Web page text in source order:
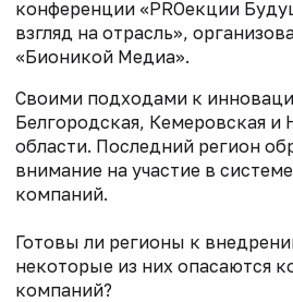
конференции «PROекции
взгляд на отрасль»,
«Бионикой Медиа».
Своими подходами к
Белгородская, Кемеровская и
области. Последний регион
внимание на участие в
компаний.
Готовы ли регионы к
некоторые из них опасаются
компаний?